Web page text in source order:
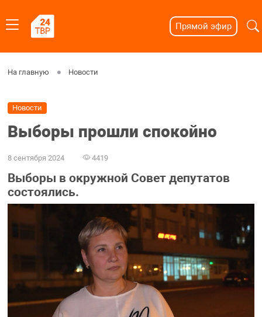
Прямой эфир
На главную Новости
Новости
Выборы прошли спокойно
8 сентября 2024 4419
Выборы в окружной Совет депутатов
состоялись.